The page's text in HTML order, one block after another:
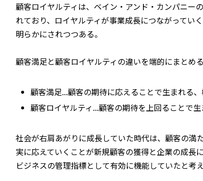
顧客ロイヤルティは、ベイン・アンド・カンパニー
れており、ロイヤルティが事業成長につながってい
明らかにされつつある。
顧客満足と顧客ロイヤルティの違いを端的にまとめ
顧客満足...顧客の期待に応えることで生まれる
顧客ロイヤルティ...顧客の期待を上回ることで
社会が右肩あがりに成長していた時代は、顧客の満
実に応えていくことが新規顧客の獲得と企業の成長
ビジネスの管理指標として有効に機能していたと考